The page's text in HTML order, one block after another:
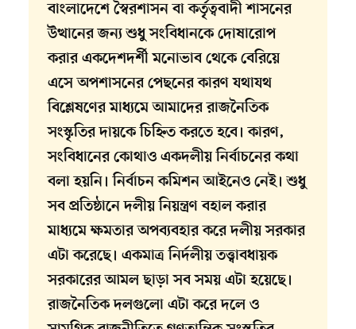
বাংলাদেশে স্বৈরশাসন বা কর্তৃত্ববাদী শাসনের
উত্থানের জন্য শুধু সংবিধানকে দোষারোপ
করার একদেশদর্শী মনোভাব থেকে বেরিয়ে
এসে অপশাসনের পেছনের কারণ যথাযথ
বিশ্লেষণের মাধ্যমে আমাদের রাজনৈতিক
সংস্কৃতির দায়কে চিহ্নিত করতে হবে। কারণ,
সংবিধানের কোথাও একদলীয় নির্বাচনের কথা
বলা হয়নি। নির্বাচন কমিশন আইনেও নেই। শুধু
সব প্রতিষ্ঠানে দলীয় নিয়ন্ত্রণ বহাল করার
মাধ্যমে ক্ষমতার অপব্যবহার করে দলীয় সরকার
এটা করেছে। একমাত্র নির্দলীয় তত্ত্বাবধায়ক
সরকারের আমল ছাড়া সব সময় এটা হয়েছে।
রাজনৈতিক দলগুলো এটা করে দলে ও